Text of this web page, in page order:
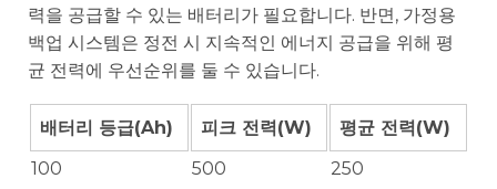
력을 공급할 수 있는 배터리가 필요합니다. 반면, 가정용
백업 시스템은 정전 시 지속적인 에너지 공급을 위해 평
균 전력에 우선순위를 둘 수 있습니다.
배터리 등급(Ah) 피크 전력(W)
평균 전력(W)
100
500
250